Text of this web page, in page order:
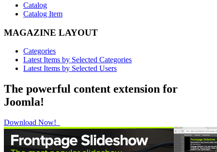
Catalog
Catalog Item
MAGAZINE LAYOUT
Categories
Latest Items by Selected Categories
Latest Items by Selected Users
The powerful content extension for
Joomla!
Download Now!